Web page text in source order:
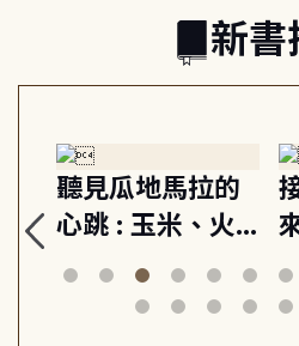
新書
聽見瓜地馬拉的
心跳 : 玉米、火
山與信仰, 外交官
筆下的現代馬雅